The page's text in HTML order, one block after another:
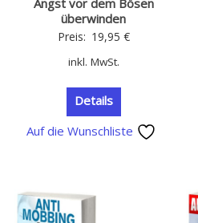
Angst vor dem Bösen
überwinden
Preis: 19,95 €
inkl. MwSt.
Details
Auf die Wunschliste